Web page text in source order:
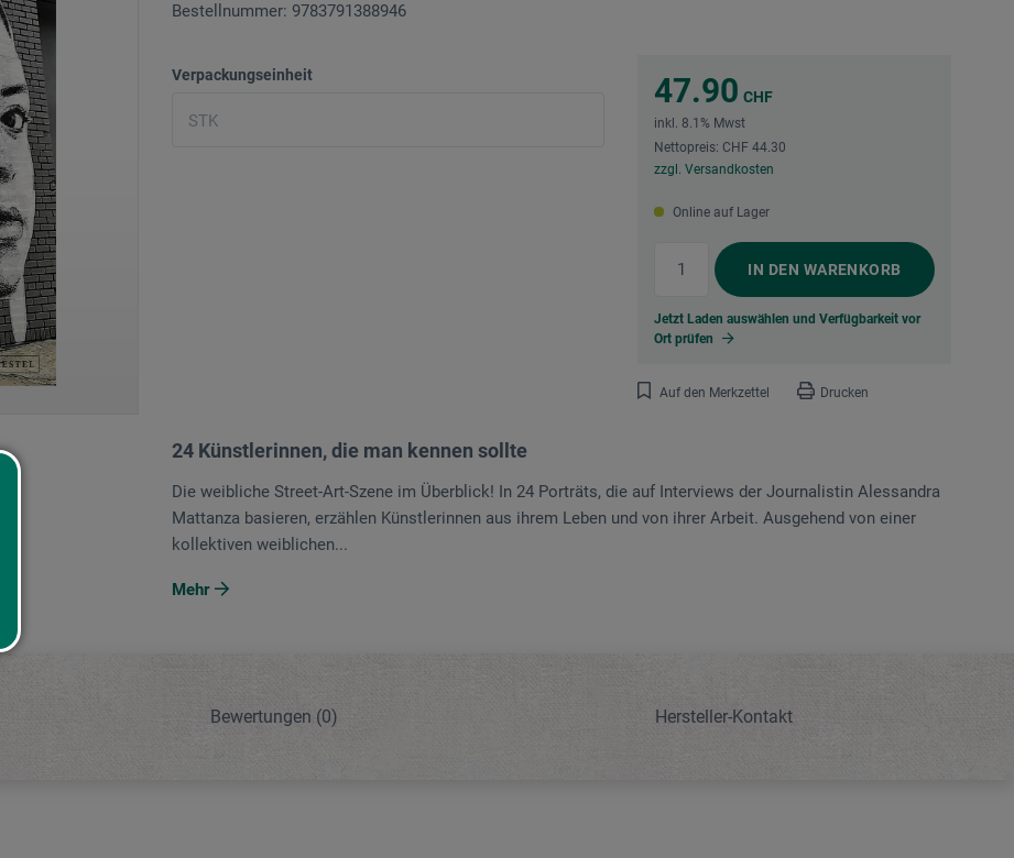
Bestellnummer: 9783791388946
Verpackungseinheit 47.90 CHF
inkl. 8.1% Mwst
Nettopreis: CHF 44.30
zzgl. Versandkosten
Online auf Lager
IN DEN WARENKORB
Jetzt Laden auswählen und Verfügbarkeit vor
Ort prüfen
Auf den Merkzettel Drucken
24 Künstlerinnen, die man kennen sollte
Die weibliche Street-Art-Szene im Überblick! In 24 Porträts, die auf Interviews der Journalistin Alessandra
Mattanza basieren, erzählen Künstlerinnen aus ihrem Leben und von ihrer Arbeit. Ausgehend von einer
kollektiven weiblichen...
Mehr
Bewertungen (0) Hersteller-Kontakt